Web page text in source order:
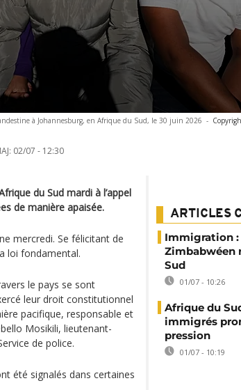
à Johannesburg, en Afrique du Sud, le 30 juin 2026 -
02/07 - 12:30
du Sud mardi à l’appel
de manière apaisée.
mercredi. Se félicitant de
loi fondamental.
le pays se sont
leur droit constitutionnel
pacifique, responsable et
Mosikili, lieutenant-
de police.
été signalés dans certaines
ARTICLES
Immigration
Zimbabwéen
Sud
01/07 - 10:26
Afrique du
immigrés
pression
01/07 - 10:19